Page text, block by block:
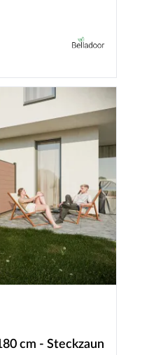
cm - Steckzaun